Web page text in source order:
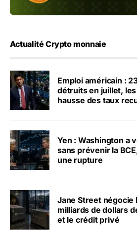
Actualité Crypto monnaie
Emploi américain :
détruits en juillet,
hausse des taux
Yen : Washington a
sans prévenir la
une rupture
Jane Street négocie
milliards de dollars
et le crédit privé